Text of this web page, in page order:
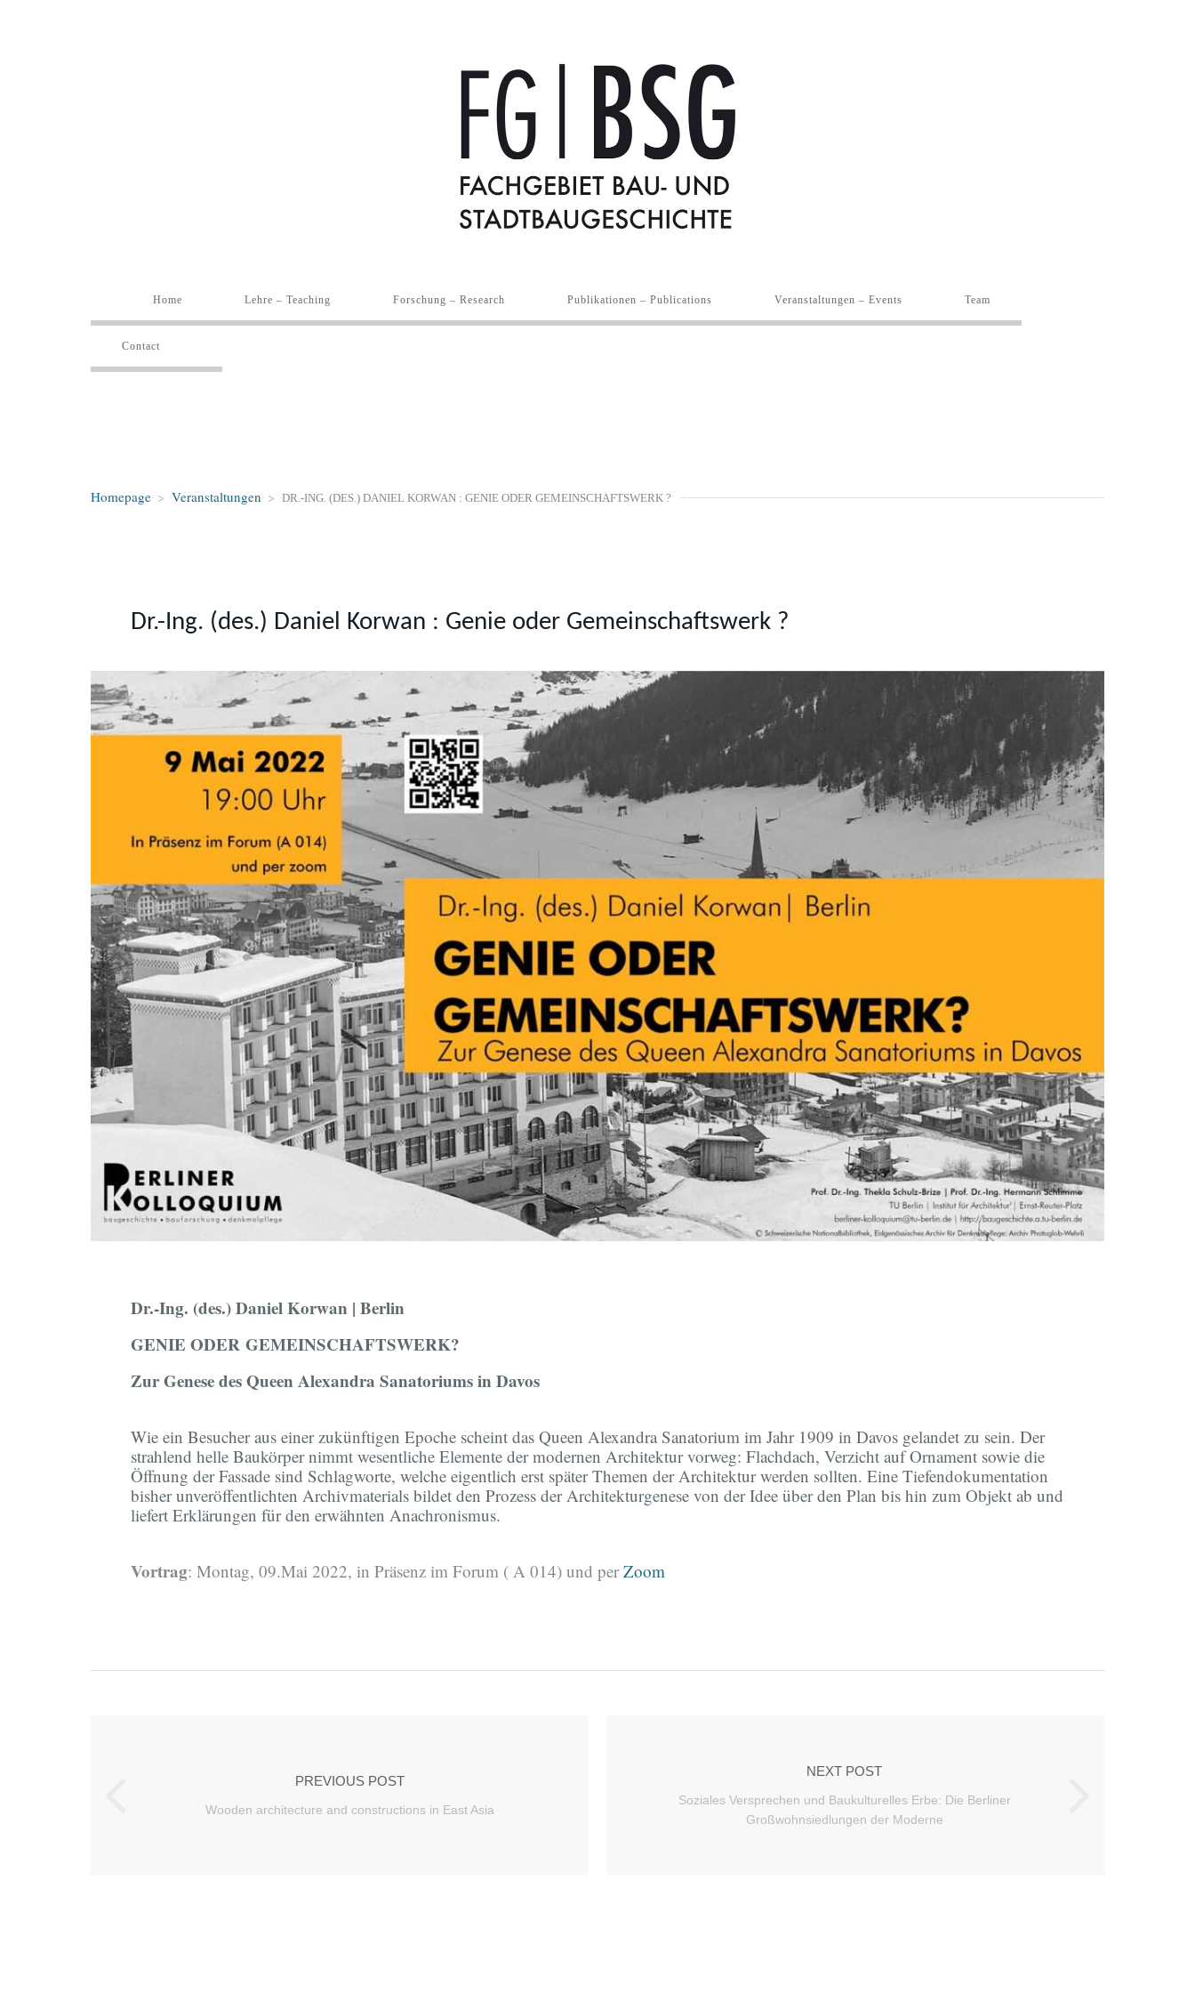
Home Lehre – Teaching Forschung – Research Publikationen – Publications Veranstaltungen – Events Team
Contact
Homepage > Veranstaltungen > DR.-ING. (DES.) DANIEL KORWAN : GENIE ODER GEMEINSCHAFTSWERK ?
Dr.-Ing. (des.) Daniel Korwan : Genie oder Gemeinschaftswerk ?
Dr.-Ing. (des.) Daniel Korwan | Berlin
GENIE ODER GEMEINSCHAFTSWERK?
Zur Genese des Queen Alexandra Sanatoriums in Davos
Wie ein Besucher aus einer zukünftigen Epoche scheint das Queen Alexandra Sanatorium im Jahr 1909 in Davos gelandet zu sein. Der
strahlend helle Baukörper nimmt wesentliche Elemente der modernen Architektur vorweg: Flachdach, Verzicht auf Ornament sowie die
Öffnung der Fassade sind Schlagworte, welche eigentlich erst später Themen der Architektur werden sollten. Eine Tiefendokumentation
bisher unveröffentlichten Archivmaterials bildet den Prozess der Architekturgenese von der Idee über den Plan bis hin zum Objekt ab und
liefert Erklärungen für den erwähnten Anachronismus.
Vortrag: Montag, 09.Mai 2022, in Präsenz im Forum ( A 014) und per Zoom
PREVIOUS POST
Wooden architecture and constructions in East Asia
NEXT POST
Soziales Versprechen und Baukulturelles Erbe: Die Berliner
Großwohnsiedlungen der Moderne